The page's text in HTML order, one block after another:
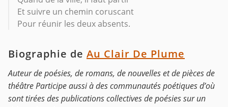
Et suivre un chemin coruscant
Pour réunir les deux absents.
Biographie de Au Clair De Plume
Auteur de poésies, de romans, de nouvelles et de pièces de
théâtre Participe aussi à des communautés poétiques d’où
sont tirées des publications collectives de poésies sur un